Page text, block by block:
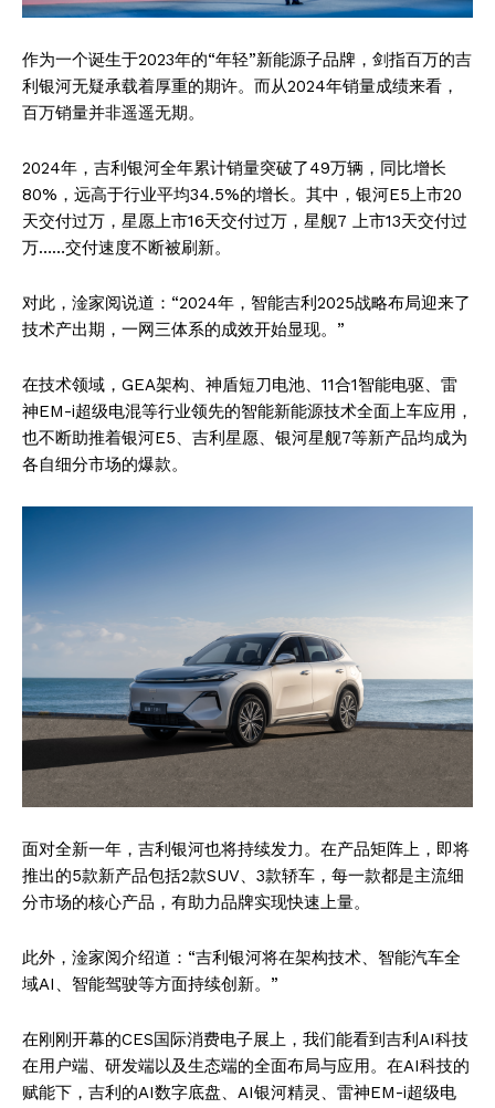
作为一个诞生于2023年的“年轻”新能源子品牌，剑指百万的吉
利银河无疑承载着厚重的期许。而从2024年销量成绩来看，
百万销量并非遥遥无期。
2024年，吉利银河全年累计销量突破了49万辆，同比增长
80%，远高于行业平均34.5%的增长。其中，银河E5上市20
天交付过万，星愿上市16天交付过万，星舰7 上市13天交付过
万……交付速度不断被刷新。
对此，淦家阅说道：“2024年，智能吉利2025战略布局迎来了
技术产出期，一网三体系的成效开始显现。”
在技术领域，GEA架构、神盾短刀电池、11合1智能电驱、雷
神EM-i超级电混等行业领先的智能新能源技术全面上车应用，
也不断助推着银河E5、吉利星愿、银河星舰7等新产品均成为
各自细分市场的爆款。
面对全新一年，吉利银河也将持续发力。在产品矩阵上，即将
推出的5款新产品包括2款SUV、3款轿车，每一款都是主流细
分市场的核心产品，有助力品牌实现快速上量。
此外，淦家阅介绍道：“吉利银河将在架构技术、智能汽车全
域AI、智能驾驶等方面持续创新。”
在刚刚开幕的CES国际消费电子展上，我们能看到吉利AI科技
在用户端、研发端以及生态端的全面布局与应用。在AI科技的
赋能下，吉利的AI数字底盘、AI银河精灵、雷神EM-i超级电